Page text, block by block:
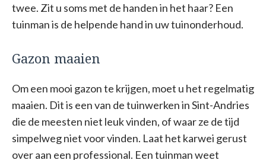
twee. Zit u soms met de handen in het haar? Een
tuinman is de helpende hand in uw tuinonderhoud.
Gazon maaien
Om een mooi gazon te krijgen, moet u het regelmatig
maaien. Dit is een van de tuinwerken in Sint-Andries
die de meesten niet leuk vinden, of waar ze de tijd
simpelweg niet voor vinden. Laat het karwei gerust
over aan een professional. Een tuinman weet